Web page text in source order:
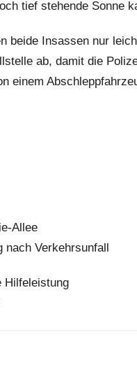
tief stehende Sonne
beide Insassen nur
ab, damit die
einem
Allee
nach Verkehrsunfall
Hilfeleistung